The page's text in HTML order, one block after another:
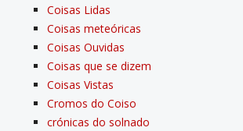
Coisas Lidas
Coisas meteóricas
Coisas Ouvidas
Coisas que se dizem
Coisas Vistas
Cromos do Coiso
crónicas do solnado